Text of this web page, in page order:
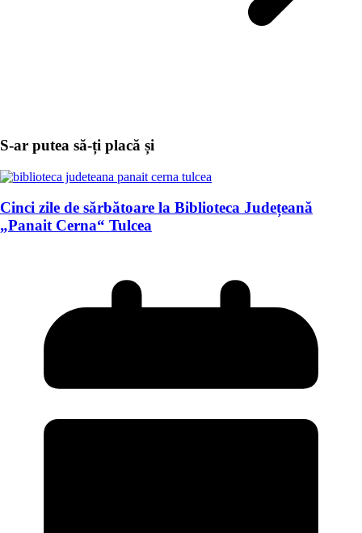
S-ar putea să-ți placă și
Cinci zile de sărbătoare la Biblioteca Județeană
„Panait Cerna“ Tulcea